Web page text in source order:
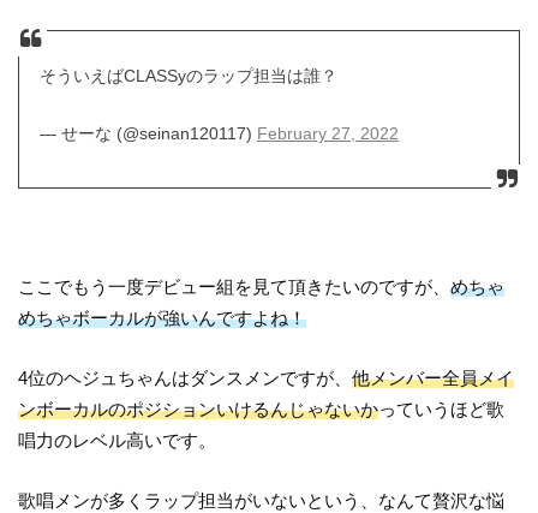
そういえばCLASSyのラップ担当は誰？
— せーな (@seinan120117) February 27, 2022
ここでもう一度デビュー組を見て頂きたいのですが、めちゃ
めちゃボーカルが強いんですよね！
4位のヘジュちゃんはダンスメンですが、他メンバー全員メイ
ンボーカルのポジションいけるんじゃないかっていうほど歌
唱力のレベル高いです。
歌唱メンが多くラップ担当がいないという、なんて贅沢な悩